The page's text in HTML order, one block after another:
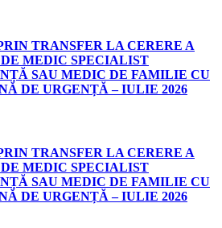
TRANSFER LA CERERE A
MEDIC SPECIALIST
SAU MEDIC DE FAMILIE CU
DE URGENȚĂ – IULIE 2026
TRANSFER LA CERERE A
MEDIC SPECIALIST
SAU MEDIC DE FAMILIE CU
DE URGENȚĂ – IULIE 2026